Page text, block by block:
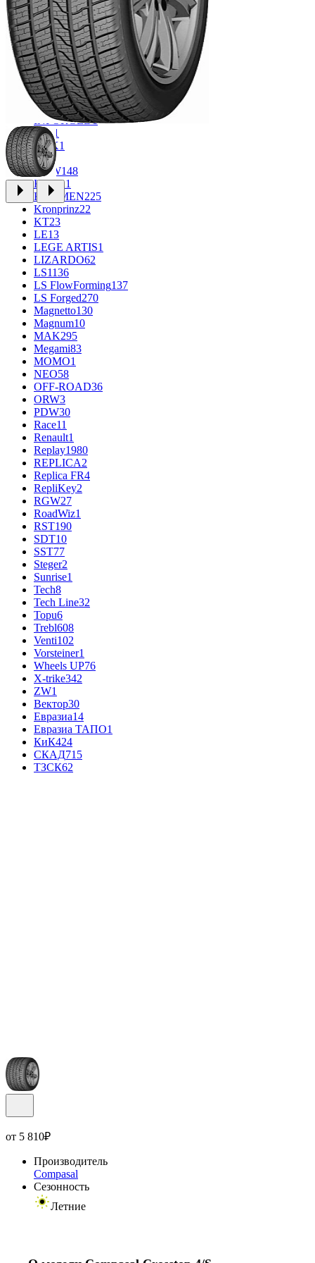
CROSS_STREET 30
Eurodisk1
FF34
FR REPLICA1
GR71
Grizzly3
iFree1011
iFree Original53
Ikon1
INFORGED1
IVR 1
K&K1
K72
KDW148
Keskin1
KHOMEN225
Kronprinz22
KT23
LE13
LEGE ARTIS1
LIZARDO62
LS1136
LS FlowForming137
LS Forged270
Magnetto130
Magnum10
MAK295
Megami83
MOMO1
NEO58
OFF-ROAD36
ORW3
PDW30
Race11
Renault1
Replay1980
REPLICA2
Replica FR4
RepliKey2
RGW27
RoadWiz1
RST190
SDT10
SST77
Steger2
Sunrise1
Tech8
Tech Line32
Topu6
Trebl608
Venti102
Vorsteiner1
Wheels UP76
X-trike342
ZW1
Вектор30
Евразиа14
Евразиа ТАПО1
КиК424
СКАД715
ТЗСК62
от 5 810₽
Производитель
Compasal
Сезонность
Летние